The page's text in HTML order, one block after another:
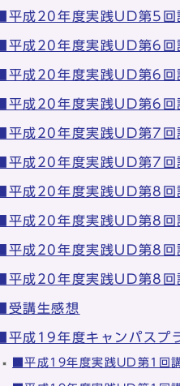
■平成20年度実践UD第5回
■平成20年度実践UD第6回
■平成20年度実践UD第6回
■平成20年度実践UD第6
■平成20年度実践UD第7
■平成20年度実践UD第7回
■平成20年度実践UD第8回
■平成20年度実践UD第8回
■平成20年度実践UD第8回
■平成20年度実践UD第8回
■受講生感想
■平成19年度キャンパスプ
■平成19年度実践UD第1回